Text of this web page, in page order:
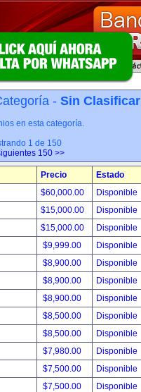
- Sin Clasificar
en esta categoría.
1 de 150
150 >>
Precio
Estado
$60,000.00
Disponible
$15,000.00
Disponible
$15,000.00
Disponible
$9,999.00
Disponible
$8,900.00
Disponible
$8,900.00
Disponible
$8,900.00
Disponible
$8,500.00
Disponible
$8,500.00
Disponible
$7,980.00
Disponible
$7,500.00
Disponible
$7,500.00
Disponible